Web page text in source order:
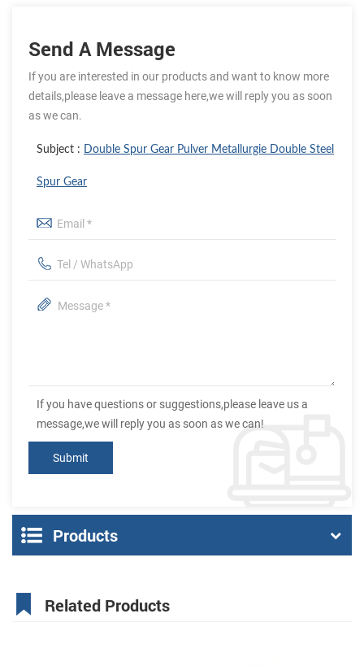
Send A Message
If you are interested in our products and want to know more
details,please leave a message here,we will reply you as soon
as we can.
Subject : Double Spur Gear Pulver Metallurgie Double Steel
Spur Gear
If you have questions or suggestions,please leave us a
message,we will reply you as soon as we can!
Products
Related Products